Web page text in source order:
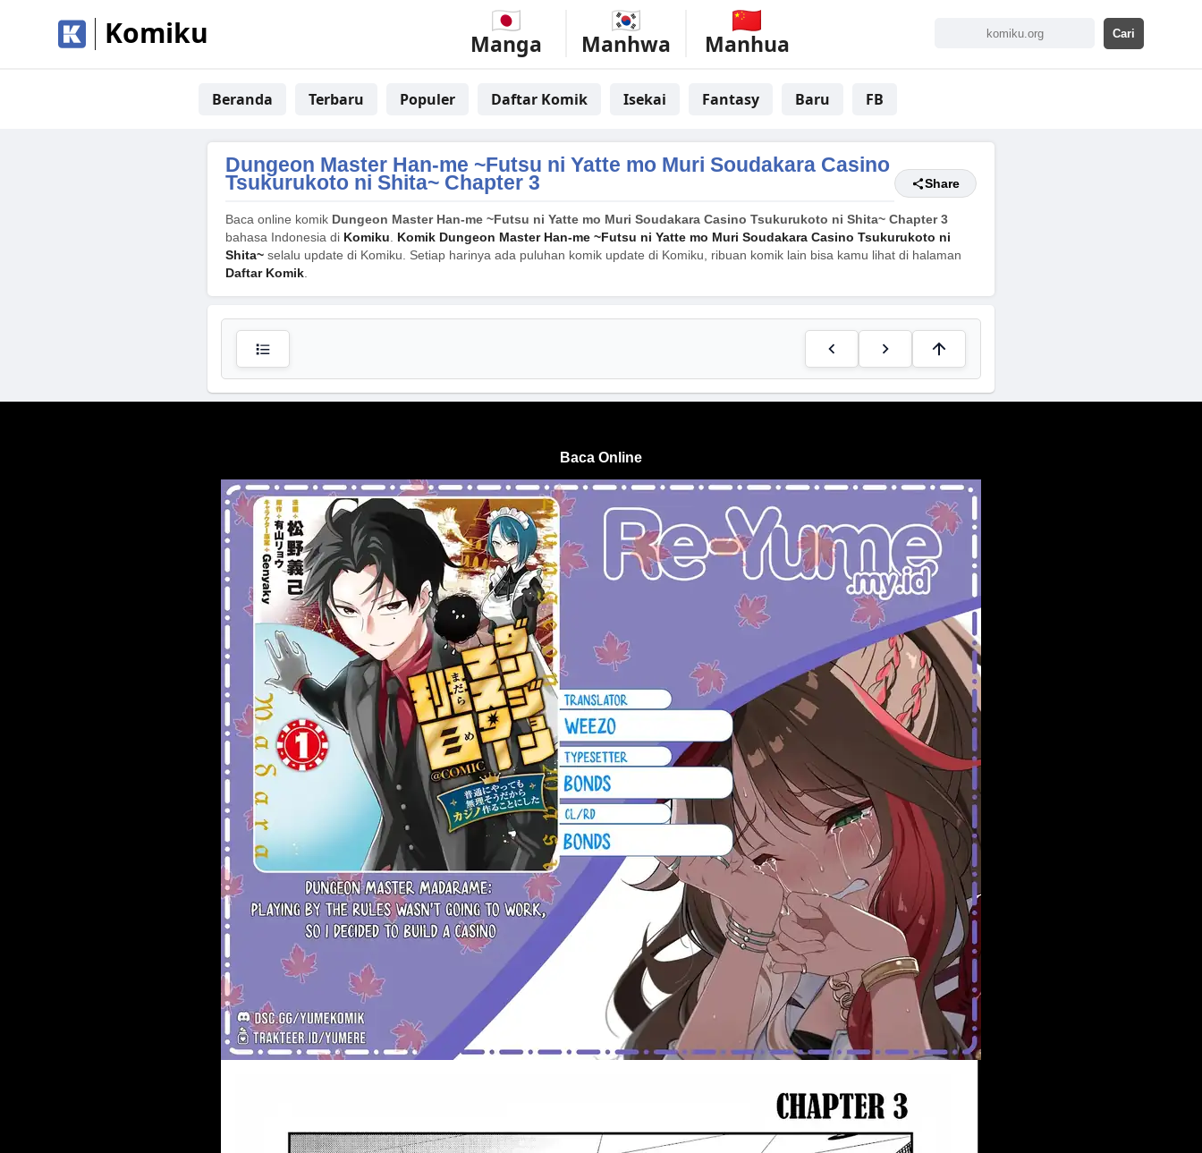
Komiku Manga Manhwa Manhua
Beranda Terbaru Populer Daftar Komik Isekai Fantasy Baru FB
Dungeon Master Han-me ~Futsu ni Yatte mo Muri Soudakara Casino
Tsukurukoto ni Shita~ Chapter 3 Share
Baca online komik Dungeon Master Han-me ~Futsu ni Yatte mo Muri Soudakara Casino Tsukurukoto ni Shita~ Chapter 3
bahasa Indonesia di Komiku. Komik Dungeon Master Han-me ~Futsu ni Yatte mo Muri Soudakara Casino Tsukurukoto ni
Shita~ selalu update di Komiku. Setiap harinya ada puluhan komik update di Komiku, ribuan komik lain bisa kamu lihat di halaman
Daftar Komik.
Baca Online